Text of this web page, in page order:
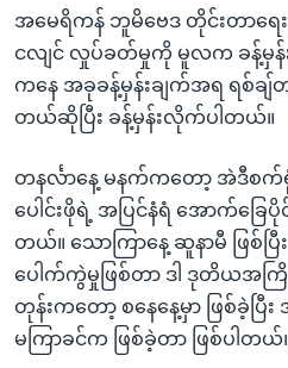
အမေရိကန် ဘူမိဗေဒ တိုင်းတာရေး
ငလျင် လှုပ်ခတ်မှုကို မူလက ခန့်မှန်
ကနေ အခုခန့်မှန်းချက်အရ ရစ်ချ်
တယ်ဆိုပြီး ခန့်မှန်းလိုက်ပါတယ်။
တနင်္လာနေ့ မနက်ကတော့ အဲဒီစ
ပေါင်းဖိုရဲ့ အပြင်နံရံ အောက်ခြေပို
တယ်။ သောကြာနေ့ ဆူနာမီ ဖြစ်
ပေါက်ကွဲမှုဖြစ်တာ ဒါ ဒုတိယအက
တုန်းကတော့ စနေနေ့မှာ ဖြစ်ခဲ့
မကြာခင်က ဖြစ်ခဲ့တာ ဖြစ်ပါတယ်